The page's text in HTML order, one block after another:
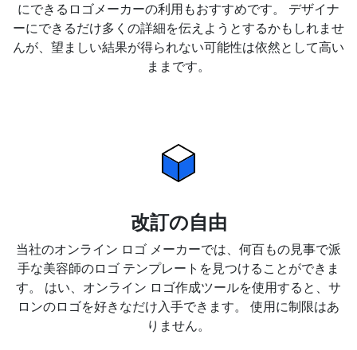
にできるロゴメーカーの利用もおすすめです。 デザイナ
ーにできるだけ多くの詳細を伝えようとするかもしれませ
んが、望ましい結果が得られない可能性は依然として高い
ままです。
改訂の自由
当社のオンライン ロゴ メーカーでは、何百もの見事で派
手な美容師のロゴ テンプレートを見つけることができま
す。 はい、オンライン ロゴ作成ツールを使用すると、サ
ロンのロゴを好きなだけ入手できます。 使用に制限はあ
りません。